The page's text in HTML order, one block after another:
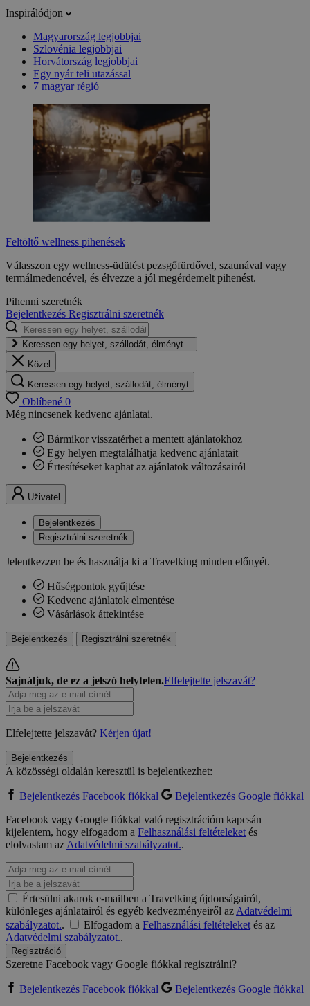
Inspirálódjon
Magyarország legjobbjai
Szlovénia legjobbjai
Horvátország legjobbjai
Egy nyár teli utazással
7 magyar régió
Feltöltő wellness pihenések
Válasszon egy wellness-üdülést pezsgőfürdővel, szaunával vagy
termálmedencével, és élvezze a jól megérdemelt pihenést.
Pihenni szeretnék
Bejelentkezés Regisztrálni szeretnék
Keressen egy helyet, szállodát, élményt...
Közel
Keressen egy helyet, szállodát, élményt
Oblíbené 0
Még nincsenek kedvenc ajánlatai.
Bármikor visszatérhet a mentett ajánlatokhoz
Egy helyen megtalálhatja kedvenc ajánlatait
Értesítéseket kaphat az ajánlatok változásairól
Uživatel
Bejelentkezés
Regisztrálni szeretnék
Jelentkezzen be és használja ki a Travelking minden előnyét.
Hűségpontok gyűjtése
Kedvenc ajánlatok elmentése
Vásárlások áttekintése
Bejelentkezés Regisztrálni szeretnék
Sajnáljuk, de ez a jelszó helytelen.Elfelejtette jelszavát?
Elfelejtette jelszavát? Kérjen újat!
Bejelentkezés
A közösségi oldalán keresztül is bejelentkezhet:
Bejelentkezés Facebook fiókkal
Bejelentkezés Google fiókkal
Facebook vagy Google fiókkal való regisztrációm kapcsán
kijelentem, hogy elfogadom a Felhasználási feltételeketés
elolvastam azAdatvédelmi szabályzatot..
Értesülni akarok e-mailben a Travelking újdonságairól,
különleges ajánlatairól és egyéb kedvezményeiről azAdatvédelmi
szabályzatot.. Elfogadom a Felhasználási feltételeketés az
Adatvédelmi szabályzatot..
Regisztráció
Szeretne Facebook vagy Google fiókkal regisztrálni?
Bejelentkezés Facebook fiókkal
Bejelentkezés Google fiókkal